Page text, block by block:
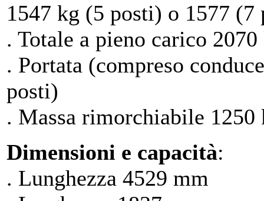
1547 kg (5 posti) o 1577 (7
. Totale a pieno carico
. Portata (compreso
posti)
. Massa rimorchiabile
Dimensioni e capacità:
. Lunghezza 4529 mm